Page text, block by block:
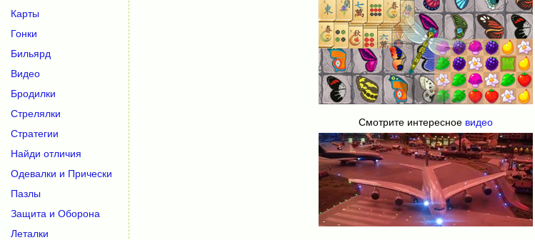
Смотрите интересное видео
Карты
Гонки
Бильярд
Видео
Бродилки
Стрелялки
Стратегии
Найди отличия
Одевалки и Прически
Пазлы
Защита и Оборона
Леталки